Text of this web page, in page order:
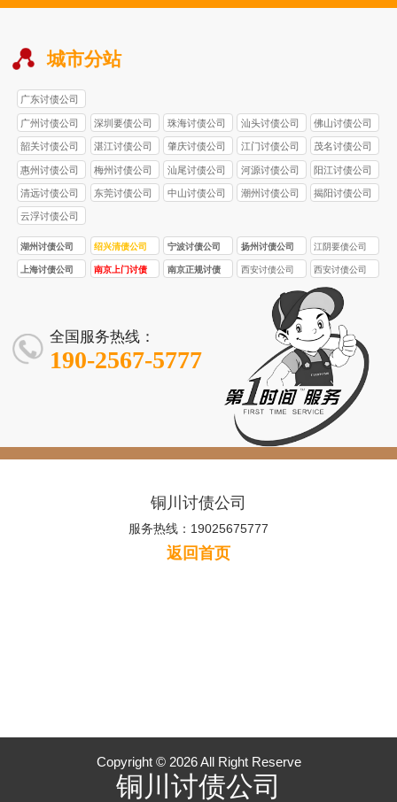
城市分站
广东讨债公司
广州讨债公司 深圳要债公司 珠海讨债公司 汕头讨债公司 佛山讨债公司
韶关讨债公司 湛江讨债公司 肇庆讨债公司 江门讨债公司 茂名讨债公司
惠州讨债公司 梅州讨债公司 汕尾讨债公司 河源讨债公司 阳江讨债公司
清远讨债公司 东莞讨债公司 中山讨债公司 潮州讨债公司 揭阳讨债公司
云浮讨债公司
湖州讨债公司 绍兴清债公司 宁波讨债公司 扬州讨债公司 江阴要债公司
上海讨债公司
南京上门讨债
南京正规讨债
西安讨债公司
安要债 / 收债公
司，10 年经
验，5 亿 + 追
回欠款
西安讨债公司
合法合规！西
安要债 / 收债公
司，5 名持证法
务，3000 + 案
例零投诉
全国服务热线：
190-2567-5777
铜川讨债公司
服务热线：19025675777
返回首页
Copyright © 2026 All Right Reserve
铜川讨债公司